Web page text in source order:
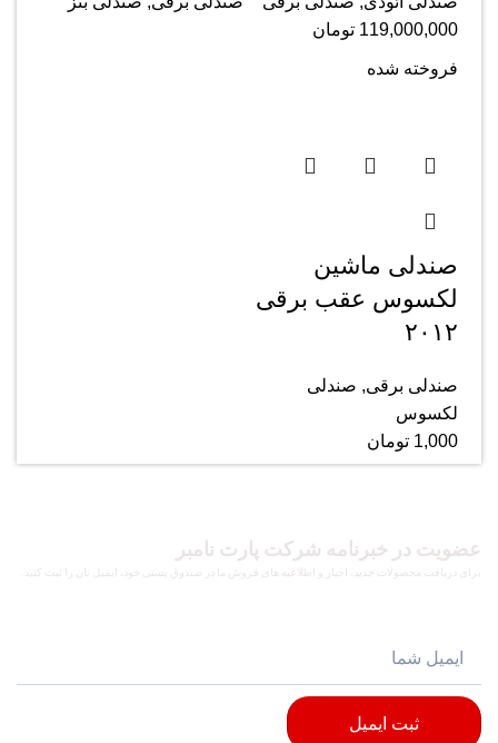
119,000,000 تومان
فروخته شده
صندلی ماشین
لکسوس عقب برقی
۲۰۱۲
صندلی برقی, صندلی
لکسوس
1,000 تومان
عضویت در خبرنامه شرکت پارت نامبر
برای دریافت محصولات جدید، اخبار و اطلاعیه های فروش ما در صندوق پستی خود، ایمیل تان را ثبت کنید.
ثبت ایمیل